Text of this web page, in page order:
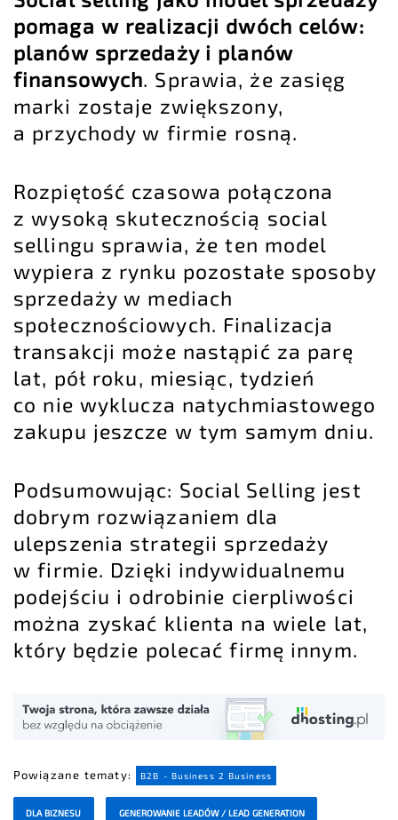
pomaga w realizacji dwóch celów:
planów sprzedaży i planów
finansowych. Sprawia, że zasięg
marki zostaje zwiększony,
a przychody w firmie rosną.
Rozpiętość czasowa połączona
z wysoką skutecznością social
sellingu sprawia, że ten model
wypiera z rynku pozostałe sposoby
sprzedaży w mediach
społecznościowych. Finalizacja
transakcji może nastąpić za parę
lat, pół roku, miesiąc, tydzień
co nie wyklucza natychmiastowego
zakupu jeszcze w tym samym dniu.
Podsumowując: Social Selling jest
dobrym rozwiązaniem dla
ulepszenia strategii sprzedaży
w firmie. Dzięki indywidualnemu
podejściu i odrobinie cierpliwości
można zyskać klienta na wiele lat,
który będzie polecać firmę innym.
Powiązane tematy: B2B - Business 2 Business
DLA BIZNESU GENEROWANIE LEADÓW / LEAD GENERATION